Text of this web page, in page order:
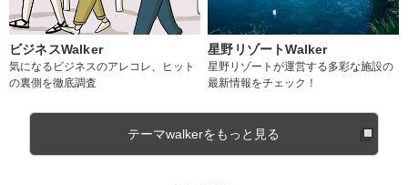
ビジネスWalker
気になるビジネスのアレコレ、ヒット
の裏側を徹底調査
星野リゾートWalker
星野リゾートが運営する多彩な施設の
最新情報をチェック！
テーマwalkerをもっと見る